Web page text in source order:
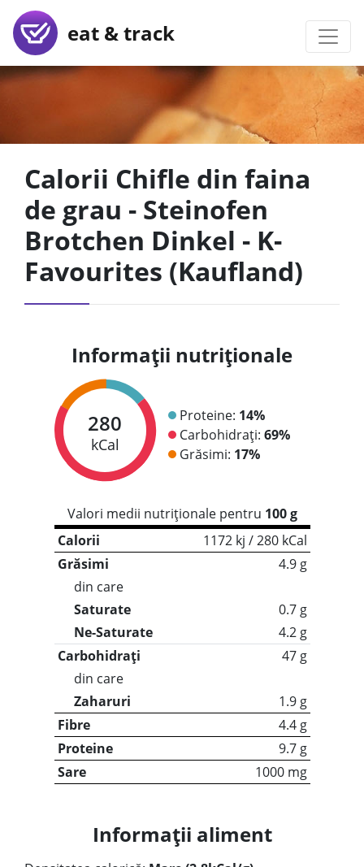
eat & track
Calorii Chifle din faina
de grau - Steinofen
Brotchen Dinkel - K-
Favourites (Kaufland)
Informații nutriționale
280
kCal
Proteine: 14%
Carbohidrați: 69%
Grăsimi: 17%
Valori medii nutriționale pentru 100 g
Calorii
1172 kj / 280 kCal
Grăsimi
4.9 g
din care
Saturate
0.7 g
Ne-Saturate
4.2 g
Carbohidrați
47 g
din care
Zaharuri
1.9 g
Fibre
4.4 g
Proteine
9.7 g
Sare
1000 mg
Informații aliment